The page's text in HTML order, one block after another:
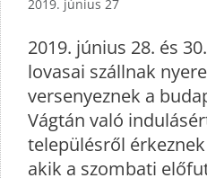
2019. június 27
2019. június 28. és
lovasai szállnak
versenyeznek a
Vágtán való
településről
akik a szombati